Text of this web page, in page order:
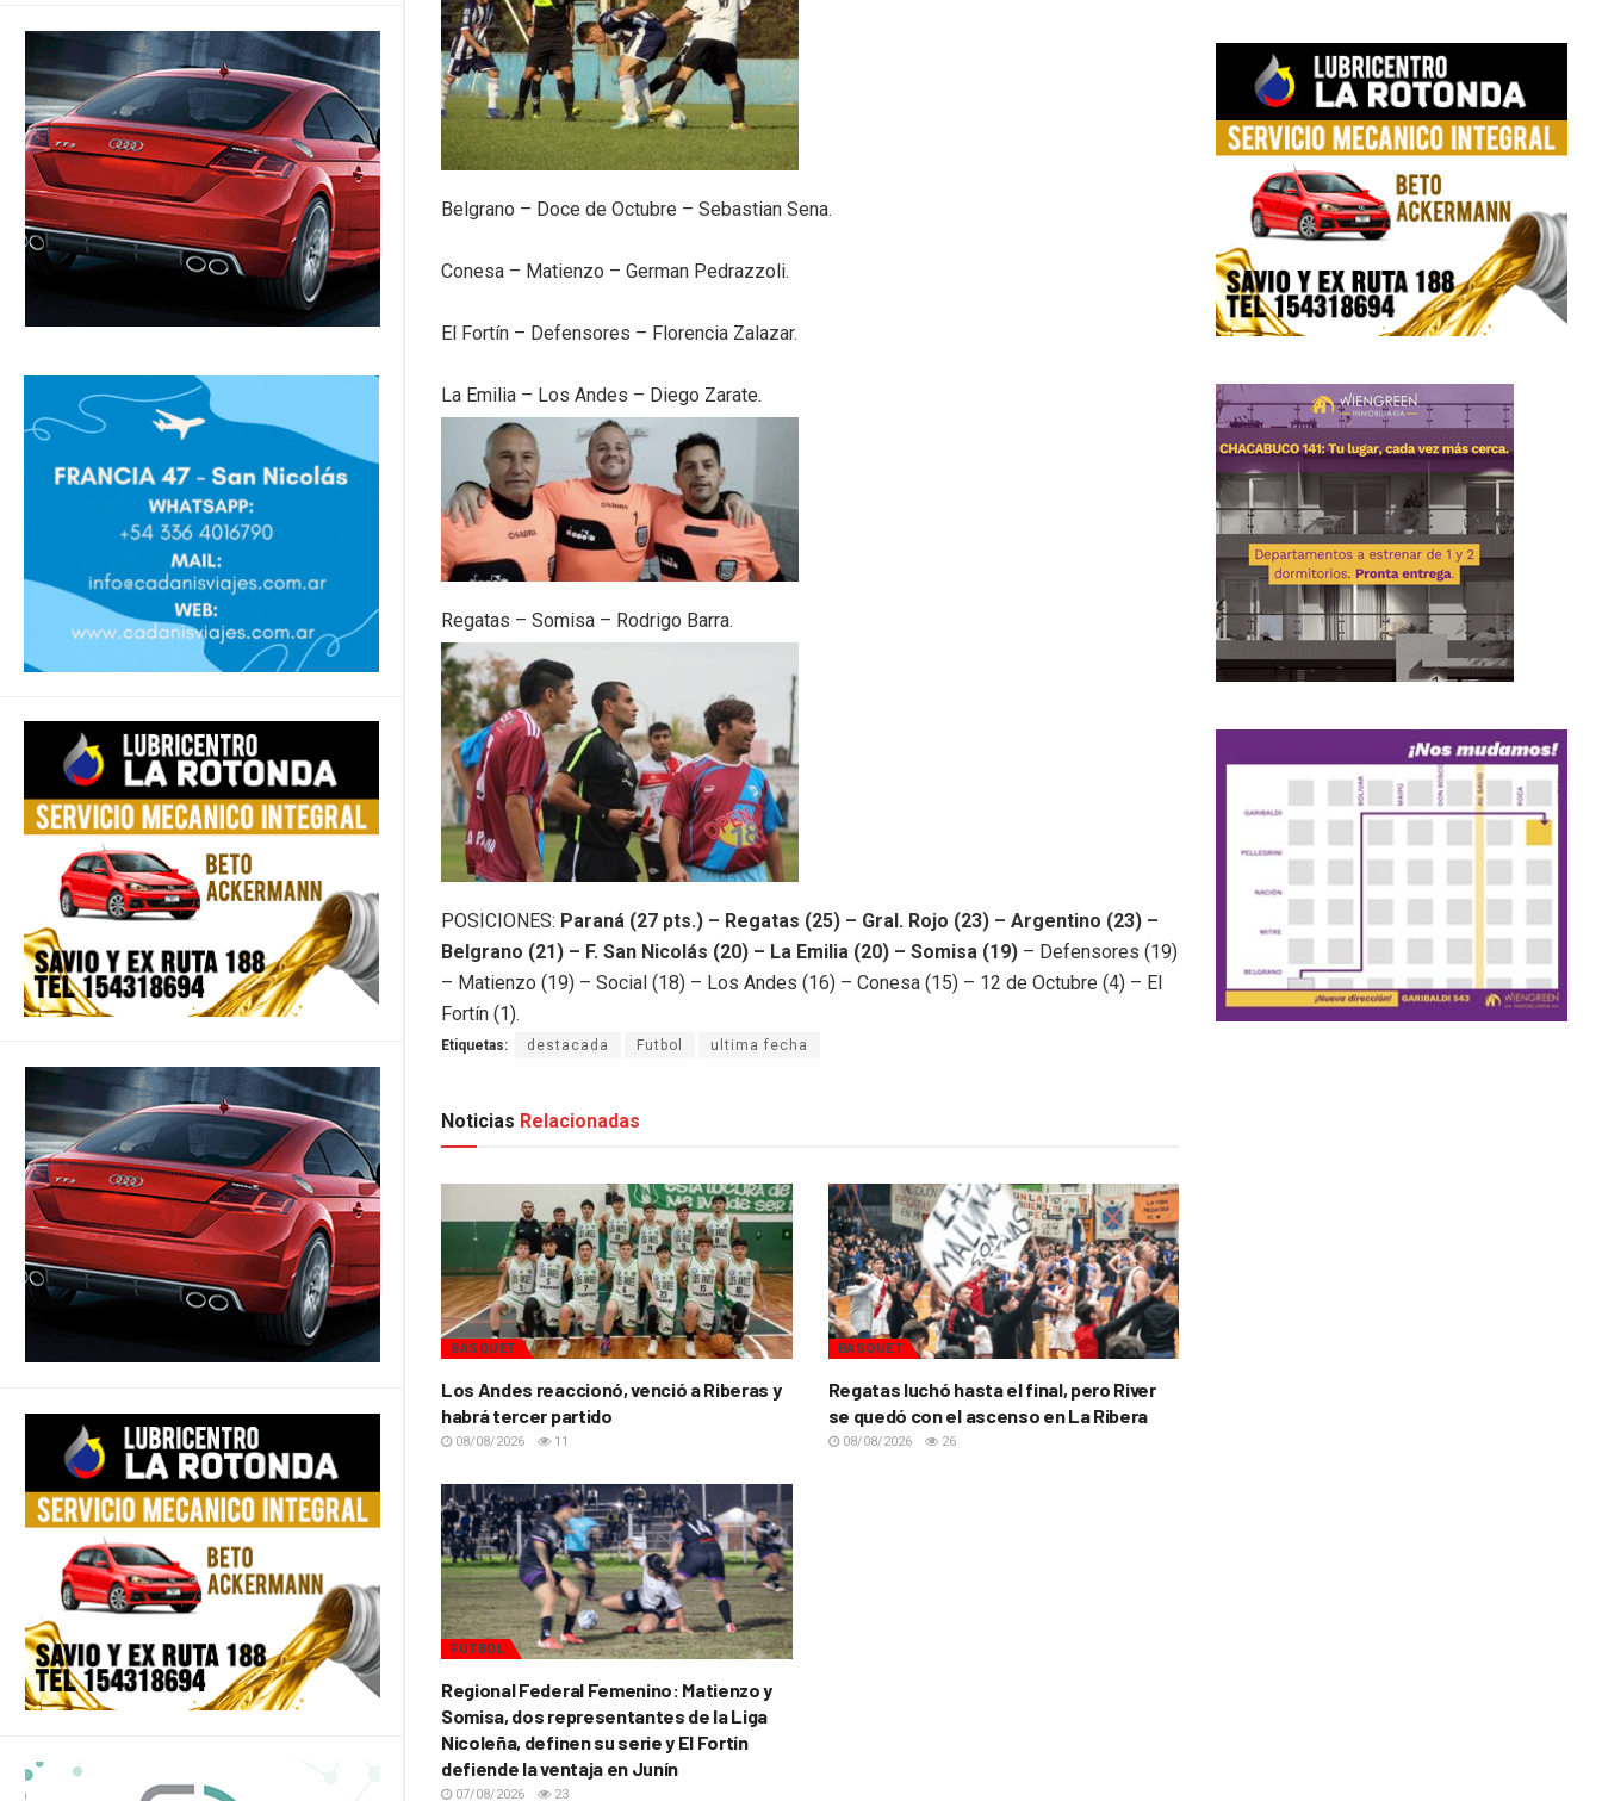
Belgrano – Doce de Octubre – Sebastian Sena.
Conesa – Matienzo – German Pedrazzoli.
El Fortín – Defensores – Florencia Zalazar.
La Emilia – Los Andes – Diego Zarate.
Regatas – Somisa – Rodrigo Barra.
POSICIONES: Paraná (27 pts.) – Regatas (25) – Gral. Rojo (23) – Argentino (23) –
Belgrano (21) – F. San Nicolás (20) – La Emilia (20) – Somisa (19) – Defensores (19)
– Matienzo (19) – Social (18) – Los Andes (16) – Conesa (15) – 12 de Octubre (4) – El
Fortín (1).
Etiquetas: destacada Futbol ultima fecha
Noticias Relacionadas
BÁSQUET
Los Andes reaccionó, venció a Riberas y
habrá tercer partido
08/08/2026 11
BÁSQUET
Regatas luchó hasta el final, pero River
se quedó con el ascenso en La Ribera
08/08/2026 26
FÚTBOL
Regional Federal Femenino: Matienzo y
Somisa, dos representantes de la Liga
Nicoleña, definen su serie y El Fortín
defiende la ventaja en Junín
07/08/2026 23